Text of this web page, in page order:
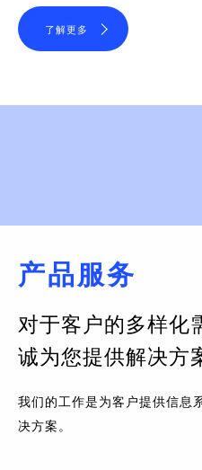
了解更多
产品服务
对于客户的多样化
诚为您提供解决方
我们的工作是为客户提供信息
决方案。